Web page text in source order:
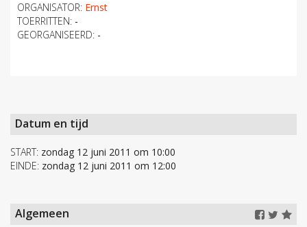
ORGANISATOR: Ernst
TOERRITTEN: -
GEORGANISEERD: -
Datum en tijd
START: zondag 12 juni 2011 om 10:00
EINDE: zondag 12 juni 2011 om 12:00
Algemeen